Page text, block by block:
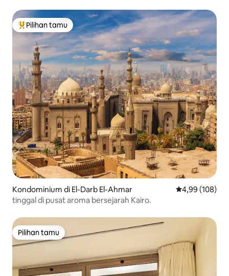
Pilihan tamu terpopuler
Pilihan tamu
Kondominium di El-Darb El-Ahmar Nilai rata-rata
4,99 (108)
tinggal di pusat aroma bersejarah Kairo.
Pilihan tamu
Pilihan tamu